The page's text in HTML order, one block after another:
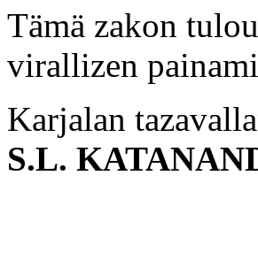
Tämä zakon
virallizen
Karjalan
S.L.